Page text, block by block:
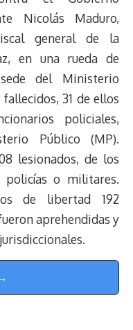
Nicolás Maduro,
general de la
en una rueda de
del Ministerio
31 de ellos
policiales,
Público (MP).
lesionados, de los
policías o militares.
de libertad 192
aprehendidas y